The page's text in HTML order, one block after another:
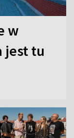
w
jest tu